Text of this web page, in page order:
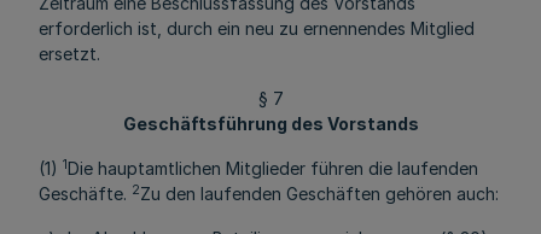
erforderlich ist, durch ein neu zu ernennendes Mitglied
ersetzt.
§ 7
Geschäftsführung des Vorstands
(1) 1Die hauptamtlichen Mitglieder führen die laufenden
Geschäfte. 2Zu den laufenden Geschäften gehören auch: